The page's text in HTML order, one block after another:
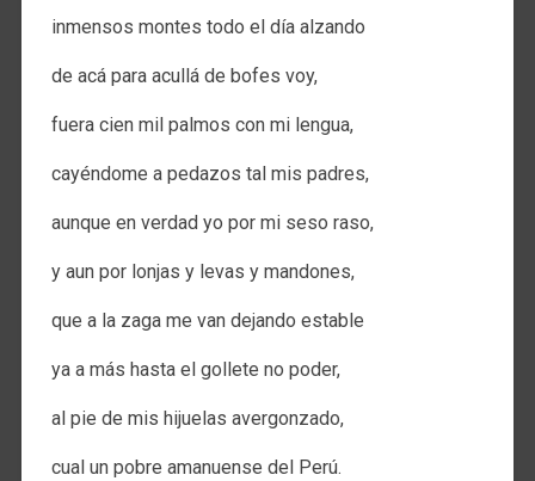
inmensos montes todo el día alzando
de acá para acullá de bofes voy,
fuera cien mil palmos con mi lengua,
cayéndome a pedazos tal mis padres,
aunque en verdad yo por mi seso raso,
y aun por lonjas y levas y mandones,
que a la zaga me van dejando estable
ya a más hasta el gollete no poder,
al pie de mis hijuelas avergonzado,
cual un pobre amanuense del Perú.